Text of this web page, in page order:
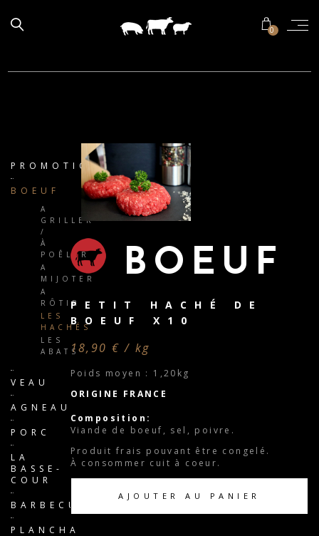
0
BOEUF
PETIT HACHÉ DE
BOEUF X10
18,90 € / kg
Poids moyen : 1,20kg
ORIGINE FRANCE
Composition:
Viande de boeuf, sel, poivre.
Produit frais pouvant être congelé.
À consommer cuit à coeur.
AJOUTER AU PANIER
PROMOTIONS
BOEUF
A
GRILLER
/
À
POÊLER
A
MIJOTER
A
RÔTIR
LES
HACHÉS
LES
ABATS
VEAU
AGNEAU
PORC
LA
BASSE-
COUR
BARBECUE
PLANCHA